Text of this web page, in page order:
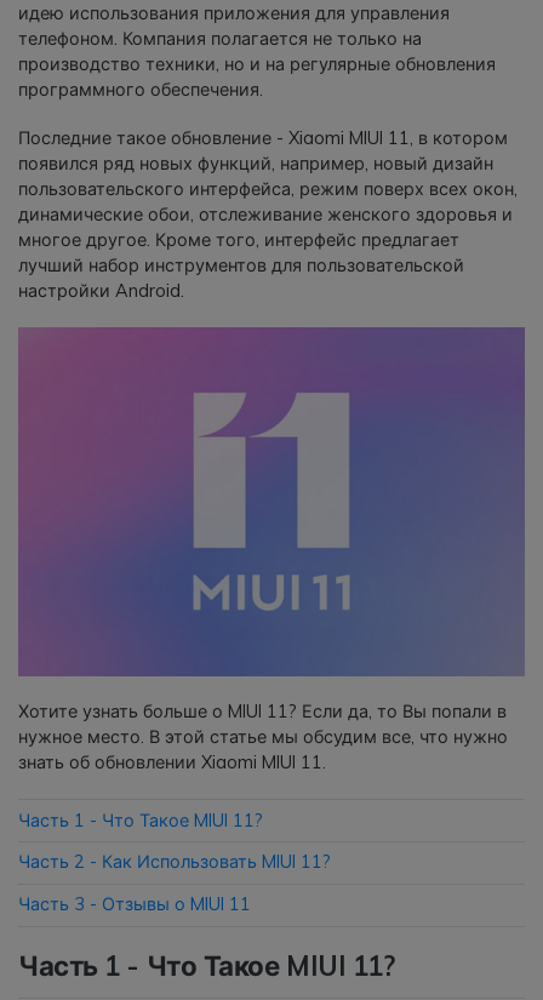
Резервное копирование и
восстановление
Создавайте резервные копии для
WhatsApp на ПК. С легкостью
восстанавливайте резервные
копии.
Перенос плейлистов
Переносите музыкальные
Mutsapper
Передавайте данные WhatsApp &
WhatsApp Business без сброса
Приложение MobileTrans
Передавайте данные смартфона,
данные WhatsApp и файлы между
идею использования приложения для управления
телефоном. Компания полагается не только на
производство техники, но и на регулярные обновления
программного обеспечения.
Последние такое обновление - Xiaomi MIUI 11, в котором
появился ряд новых функций, например, новый дизайн
пользовательского интерфейса, режим поверх всех окон,
динамические обои, отслеживание женского здоровья и
многое другое. Кроме того, интерфейс предлагает
лучший набор инструментов для пользовательской
настройки Android.
Хотите узнать больше о MIUI 11? Если да, то Вы попали в
нужное место. В этой статье мы обсудим все, что нужно
знать об обновлении Xiaomi MIUI 11.
Часть 1 - Что Такое MIUI 11?
Часть 2 - Как Использовать MIUI 11?
Часть 3 - Отзывы о MIUI 11
Часть 1 - Что Такое MIUI 11?